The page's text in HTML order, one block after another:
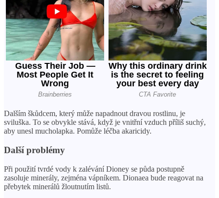
Dalším škůdcem, který může napadnout dravou rostlinu, je
sviluška. To se obvykle stává, když je vnitřní vzduch příliš suchý,
aby unesl mucholapka. Pomůže léčba akaricidy.
Další problémy
Při použití tvrdé vody k zalévání Dioney se půda postupně
zasoluje minerály, zejména vápníkem. Dionaea bude reagovat na
přebytek minerálů žloutnutím listů.